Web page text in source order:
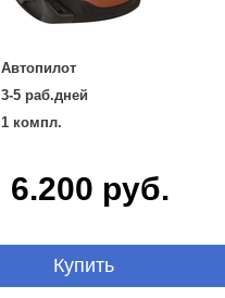
Автопилот
3-5 раб.дней
1 компл.
6.200 руб.
Купить